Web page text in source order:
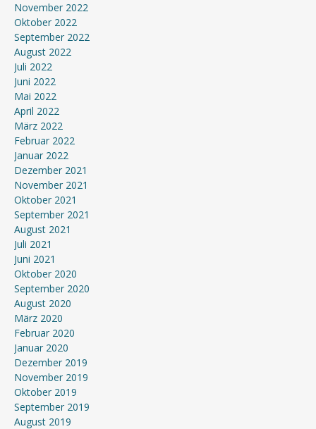
November 2022
Oktober 2022
September 2022
August 2022
Juli 2022
Juni 2022
Mai 2022
April 2022
März 2022
Februar 2022
Januar 2022
Dezember 2021
November 2021
Oktober 2021
September 2021
August 2021
Juli 2021
Juni 2021
Oktober 2020
September 2020
August 2020
März 2020
Februar 2020
Januar 2020
Dezember 2019
November 2019
Oktober 2019
September 2019
August 2019